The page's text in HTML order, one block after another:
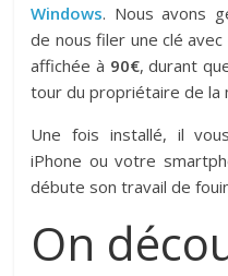
Windows. Nous avons
de nous filer une clé
affichée à 90€, durant
tour du propriétaire de la
Une fois installé, il
iPhone ou votre
débute son travail de
On